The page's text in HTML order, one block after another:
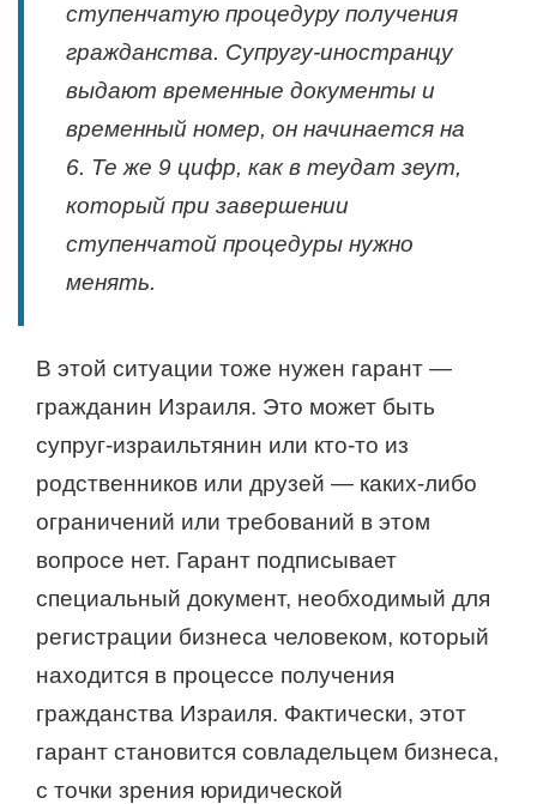
ступенчатую процедуру получения
гражданства. Супругу-иностранцу
выдают временные документы и
временный номер, он начинается на
6. Те же 9 цифр, как в теудат зеут,
который при завершении
ступенчатой процедуры нужно
менять.
В этой ситуации тоже нужен гарант —
гражданин Израиля. Это может быть
супруг-израильтянин или кто-то из
родственников или друзей — каких-либо
ограничений или требований в этом
вопросе нет. Гарант подписывает
специальный документ, необходимый для
регистрации бизнеса человеком, который
находится в процессе получения
гражданства Израиля. Фактически, этот
гарант становится совладельцем бизнеса,
с точки зрения юридической